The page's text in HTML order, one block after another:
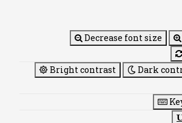
Decrease font size
Bright contrast
Dark